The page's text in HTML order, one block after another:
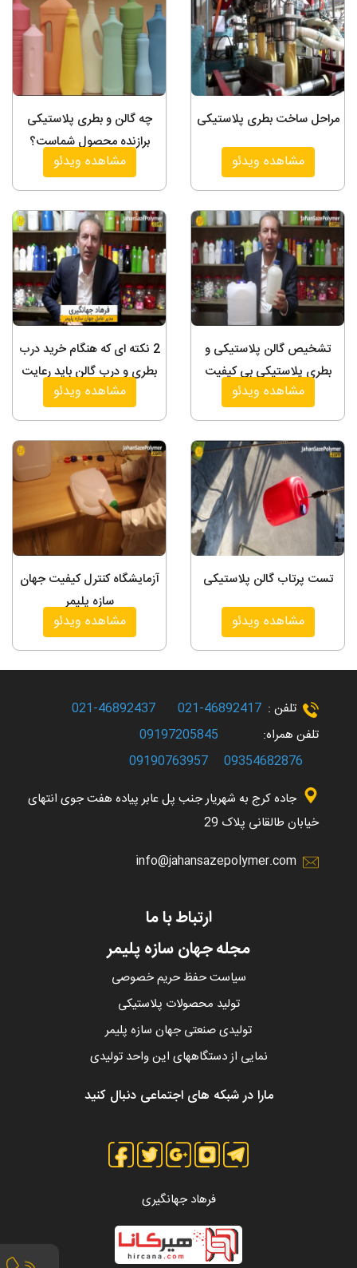
مراحل ساخت بطری پلاستیکی
مشاهده ویدئو
چه گالن و بطری پلاستیکی
برازنده محصول شماست؟
مشاهده ویدئو
تشخیص گالن پلاستیکی و
بطری پلاستیکی بی کیفیت
مشاهده ویدئو
2 نکته ای که هنگام خرید درب
بطری و درب گالن باید رعایت
کنید
مشاهده ویدئو
تست پرتاب گالن پلاستیکی
مشاهده ویدئو
آزمایشگاه کنترل کیفیت جهان
سازه پلیمر
مشاهده ویدئو
تلفن : 46892417-021
تلفن همراه:
09197205845
09354682876
09190763957
جاده کرج به شهریار جنب پل عابر پیاده هفت جوی انتهای
خیابان طالقانی پلاک 29
info@jahansazepolymer.com
ارتباط با ما
مجله جهان سازه پلیمر
سیاست حفظ حریم خصوصی
تولید محصولات پلاستیکی
تولیدی صنعتی جهان سازه پلیمر
نمایی از دستگاههای این واحد تولیدی
مارا در شبکه های اجتماعی دنبال کنید
فرهاد جهانگیری